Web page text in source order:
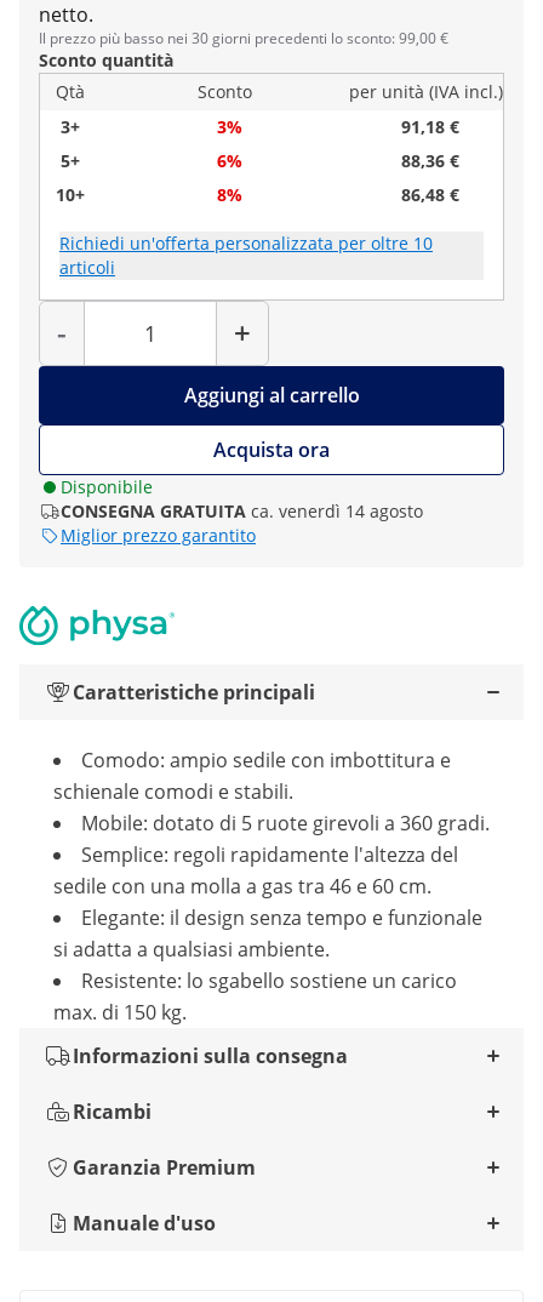
netto.
Il prezzo più basso nei 30 giorni precedenti lo sconto: 99,00 €
Sconto quantità
Qtà
Sconto
per unità (IVA incl.)
3+
3%
91,18 €
5+
6%
88,36 €
10+
8% 86,48 €
Richiedi un'offerta personalizzata per oltre 10
articoli
-
Quantità
+
Aggiungi al carrello
Acquista ora
Disponibile
CONSEGNA GRATUITA ca. venerdì 14 agosto
Miglior prezzo garantito
Caratteristiche principali
Comodo: ampio sedile con imbottitura e
schienale comodi e stabili.
Mobile: dotato di 5 ruote girevoli a 360 gradi.
Semplice: regoli rapidamente l'altezza del
sedile con una molla a gas tra 46 e 60 cm.
Elegante: il design senza tempo e funzionale
si adatta a qualsiasi ambiente.
Resistente: lo sgabello sostiene un carico
max. di 150 kg.
Informazioni sulla consegna
Ricambi
Garanzia Premium
Manuale d'uso